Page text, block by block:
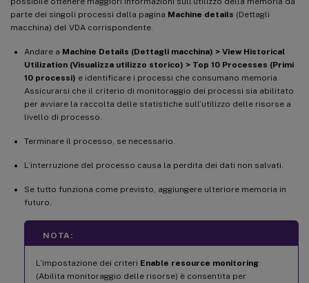
parte dei singoli processi dalla pagina Machine details (Dettagli
macchina) del VDA corrispondente.
Andare a Machine Details (Dettagli macchina) > View Historical
Utilization (Visualizza utilizzo storico) > Top 10 Processes (Primi
10 processi) e identificare i processi che consumano memoria.
Assicurarsi che il criterio di monitoraggio dei processi sia abilitato
per avviare la raccolta delle statistiche sull’utilizzo delle risorse a
livello di processo.
Terminare il processo, se necessario.
L’interruzione del processo causa la perdita dei dati non salvati.
Se tutto funziona come previsto, aggiungere ulteriore memoria in
futuro.
NOTA:
L’impostazione dei criteri Enable resource monitoring
(Abilita monitoraggio delle risorse) è consentita per